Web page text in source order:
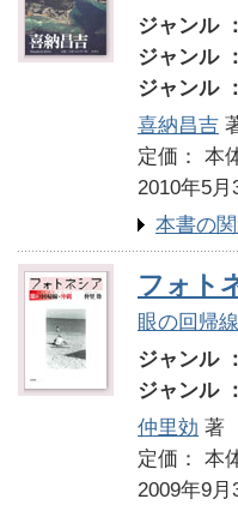
ジャンル
ジャンル
ジャンル
喜納昌吉
定価：
2010年5月
本書の
フォト
眼の回帰
ジャンル
ジャンル
仲里効 著
定価：
2009年9月